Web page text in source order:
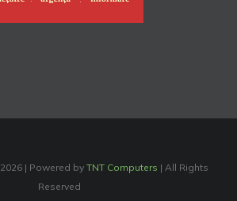
2026 | Powered by TNT Computers | All Rights
Reserved